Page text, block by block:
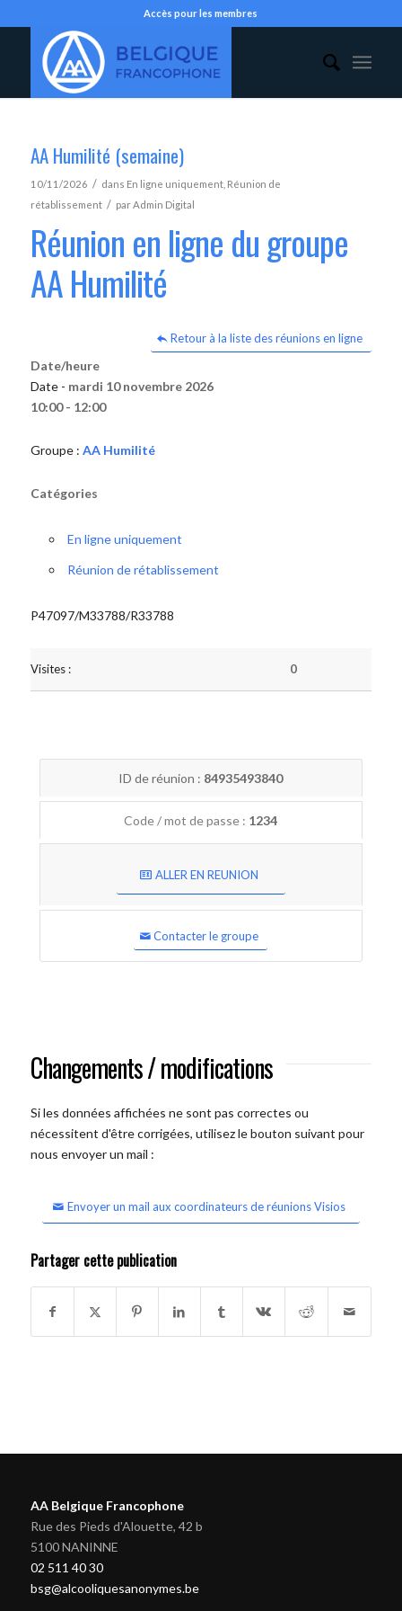
Accès pour les membres
AA Humilité (semaine)
10/11/2026 / dans En ligne uniquement, Réunion de
rétablissement / parAdmin Digital
Réunion en ligne du groupe
AA Humilité
Retour à la liste des réunions en ligne
Date/heure
Date - mardi 10 novembre 2026
10:00 - 12:00
Groupe : AA Humilité
Catégories
En ligne uniquement
Réunion de rétablissement
P47097/M33788/R33788
Visites : 0
ID de réunion : 84935493840
Code / mot de passe : 1234
ALLER EN REUNION
Contacter le groupe
Changements / modifications
Si les données affichées ne sont pas correctes ou
nécessitent d'être corrigées, utilisez le bouton suivant pour
nous envoyer un mail :
Envoyer un mail aux coordinateurs de réunions Visios
Partager cette publication
AA Belgique Francophone
Rue des Pieds d'Alouette, 42 b
5100 NANINNE
02 511 40 30
bsg@alcooliquesanonymes.be